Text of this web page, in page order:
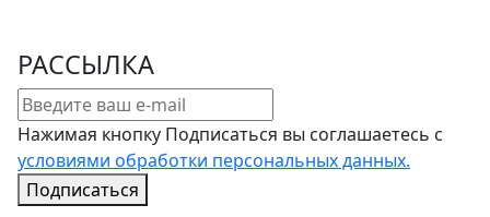
РАССЫЛКА
Нажимая кнопку Подписаться вы соглашаетесь с
условиями обработки персональных данных.
Подписаться